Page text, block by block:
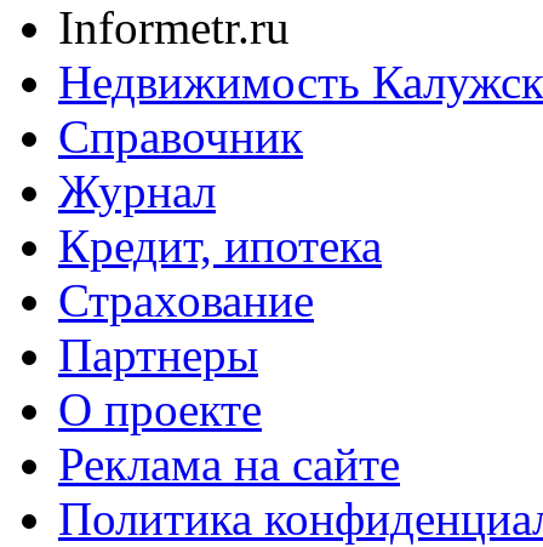
Informetr.ru
Недвижимость
Справочник
Журнал
Кредит, ипотека
Страхование
Партнеры
O проекте
Реклама на сайте
Политика